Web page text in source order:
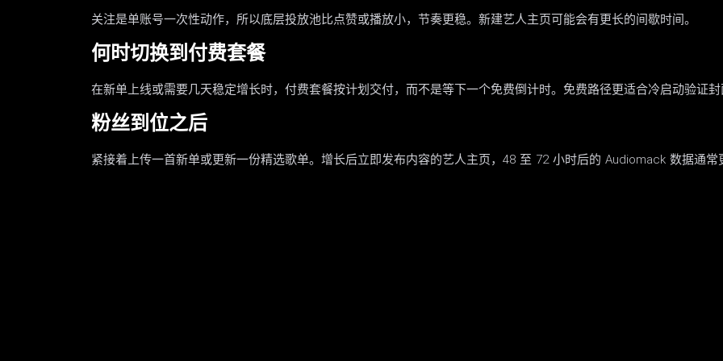
关注是单账号一次性动作，所以底层投放池比点赞或播放小，节奏更稳。新建艺人主页可能会有更长的间歇时间。
何时切换到付费套餐
在新单上线或需要几天稳定增长时，付费套餐按计划交付，而不是等下一个免费倒计时。免费路径更适合冷启动验证封
粉丝到位之后
紧接着上传一首新单或更新一份精选歌单。增长后立即发布内容的艺人主页，48 至 72 小时后的 Audiomack 数据通常